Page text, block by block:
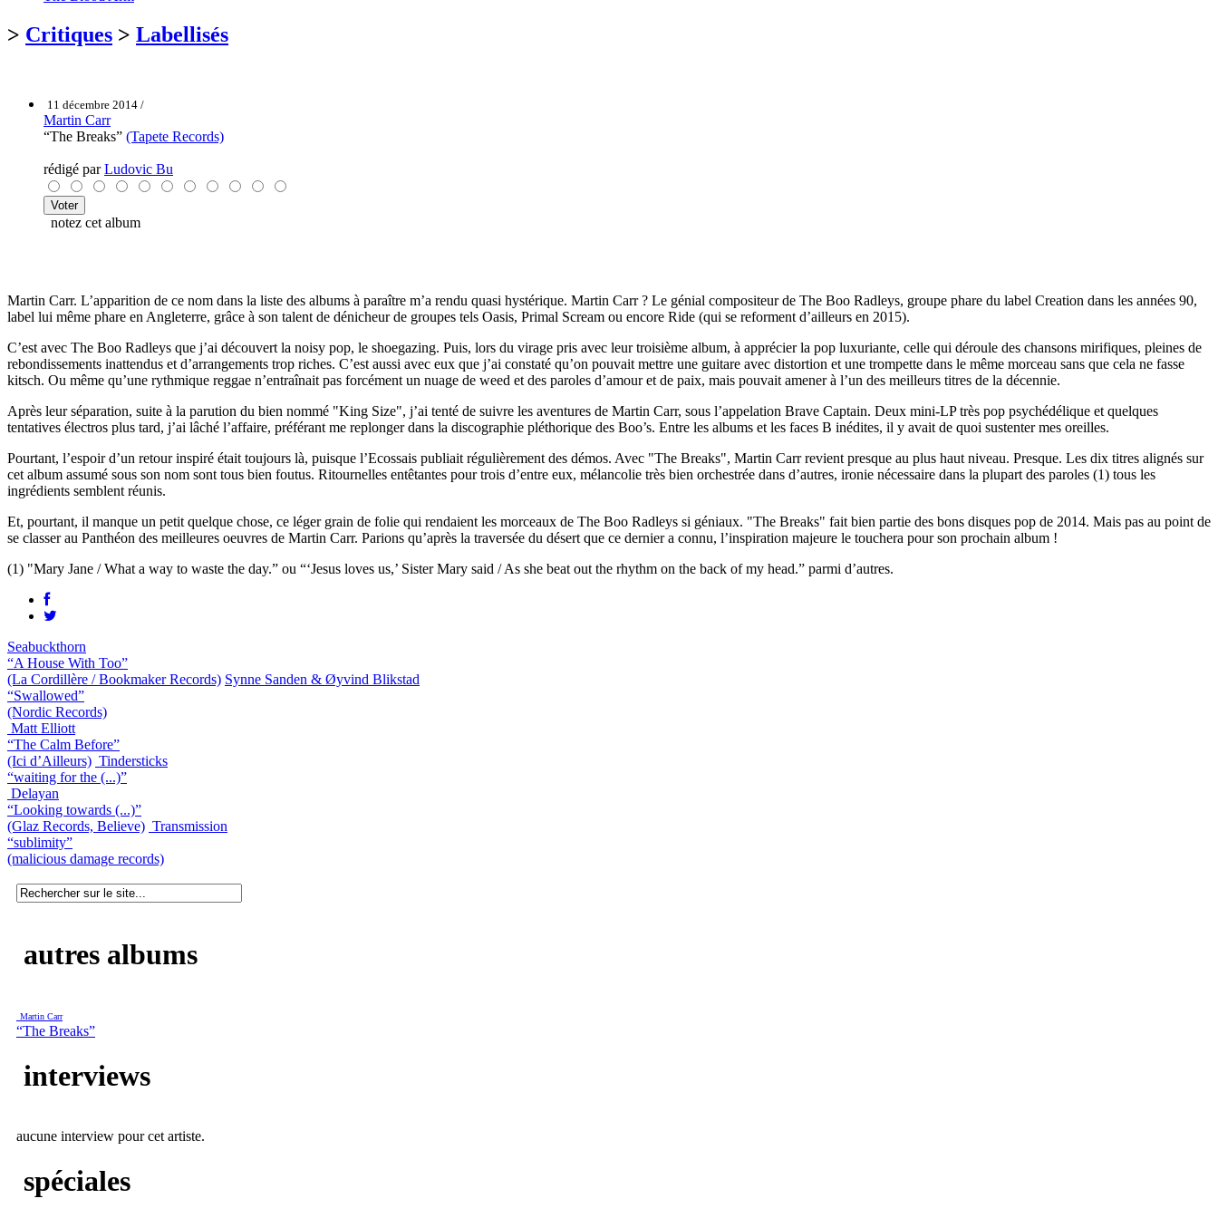
> Critiques > Labellisés
11 décembre 2014 /
Martin Carr
“The Breaks” (Tapete Records)
rédigé parLudovic Bu
notez cet album
Martin Carr. L’apparition de ce nom dans la liste des albums à paraître m’a rendu quasi hystérique. Martin Carr ? Le génial compositeur de The Boo Radleys, groupe phare du label Creation dans les années 90,
label lui même phare en Angleterre, grâce à son talent de dénicheur de groupes tels Oasis, Primal Scream ou encore Ride (qui se reforment d’ailleurs en 2015).
C’est avec The Boo Radleys que j’ai découvert la noisy pop, le shoegazing. Puis, lors du virage pris avec leur troisième album, à apprécier la pop luxuriante, celle qui déroule des chansons mirifiques, pleines de
rebondissements inattendus et d’arrangements trop riches. C’est aussi avec eux que j’ai constaté qu’on pouvait mettre une guitare avec distortion et une trompette dans le même morceau sans que cela ne fasse
kitsch. Ou même qu’une rythmique reggae n’entraînait pas forcément un nuage de weed et des paroles d’amour et de paix, mais pouvait amener à l’un des meilleurs titres de la décennie.
Après leur séparation, suite à la parution du bien nommé "King Size", j’ai tenté de suivre les aventures de Martin Carr, sous l’appelation Brave Captain. Deux mini-LP très pop psychédélique et quelques
tentatives électros plus tard, j’ai lâché l’affaire, préférant me replonger dans la discographie pléthorique des Boo’s. Entre les albums et les faces B inédites, il y avait de quoi sustenter mes oreilles.
Pourtant, l’espoir d’un retour inspiré était toujours là, puisque l’Ecossais publiait régulièrement des démos. Avec "The Breaks", Martin Carr revient presque au plus haut niveau. Presque. Les dix titres alignés sur
cet album assumé sous son nom sont tous bien foutus. Ritournelles entêtantes pour trois d’entre eux, mélancolie très bien orchestrée dans d’autres, ironie nécessaire dans la plupart des paroles (1) tous les
ingrédients semblent réunis.
Et, pourtant, il manque un petit quelque chose, ce léger grain de folie qui rendaient les morceaux de The Boo Radleys si géniaux. "The Breaks" fait bien partie des bons disques pop de 2014. Mais pas au point de
se classer au Panthéon des meilleures oeuvres de Martin Carr. Parions qu’après la traversée du désert que ce dernier a connu, l’inspiration majeure le touchera pour son prochain album !
(1) "Mary Jane / What a way to waste the day.” ou “‘Jesus loves us,’ Sister Mary said / As she beat out the rhythm on the back of my head.” parmi d’autres.
Seabuckthorn
“A House With Too”
(La Cordillère / Bookmaker Records) Synne Sanden & Øyvind Blikstad
“Swallowed”
(Nordic Records)
Matt Elliott
“The Calm Before”
(Ici d’Ailleurs) Tindersticks
“waiting for the (...)”
Delayan
“Looking towards (...)”
(Glaz Records, Believe) Transmission
“sublimity”
(malicious damage records)
autres albums
Martin Carr
“The Breaks”
interviews
aucune interview pour cet artiste.
spéciales